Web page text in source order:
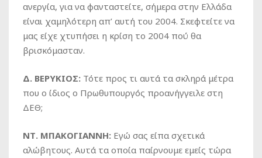
ανεργία, για να φανταστείτε, σήμερα στην Ελλάδα
είναι χαμηλότερη απ’ αυτή του 2004. Σκεφτείτε να
μας είχε χτυπήσει η κρίση το 2004 πού θα
βρισκόμασταν.
Δ. ΒΕΡΥΚΙΟΣ: Τότε προς τι αυτά τα σκληρά μέτρα
που ο ίδιος ο Πρωθυπουργός προανήγγειλε στη
ΔΕΘ;
ΝΤ. ΜΠΑΚΟΓΙΑΝΝΗ: Εγώ σας είπα σχετικά
αλώβητους. Αυτά τα οποία παίρνουμε εμείς τώρα